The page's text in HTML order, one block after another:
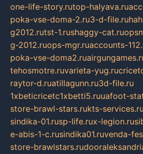
one-life-story.rutop-halyava.ru
poka-vse-doma-2.ru3-d-file.ru
g2012.rutst-1.rushaggy-cat.ru
g-2012.ruops-mgr.ruaccounts-
poka-vse-doma2.ru
tehosmotre.ruvarieta-yug.ru
raytor-d.ruatillagunn.ru3d-file.ru
1xbeticricetc1xbetti5.ruuafoot-
store-brawl-stars.rukts-services.ru
sindika-01.rusp-life.rux-legion.ru
e-abis-1-c.rusindika01.ruvenda-
store-brawlstars.ru